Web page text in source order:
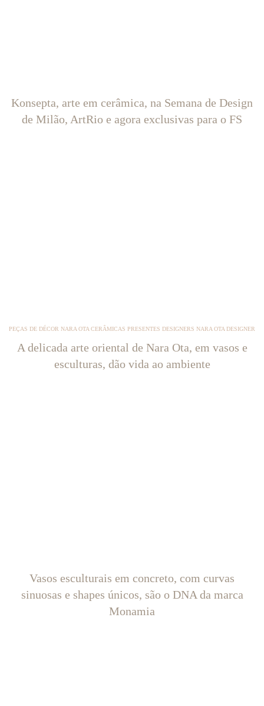
Konsepta, arte em cerâmica, na Semana de Design
de Milão, ArtRio e agora exclusivas para o FS
PEÇAS DE DÉCOR NARA OTA CERÂMICAS PRESENTES DESIGNERS NARA OTA DESIGNER
A delicada arte oriental de Nara Ota, em vasos e
esculturas, dão vida ao ambiente
Vasos esculturais em concreto, com curvas
sinuosas e shapes únicos, são o DNA da marca
Monamia